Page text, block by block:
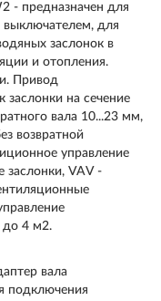
- предназначен для
для
заслонок в
и отопления.
Привод
заслонки на сечение
вала 10...23 мм,
возвратной
управление
VAV -
до 4 м2.
вала
подключения